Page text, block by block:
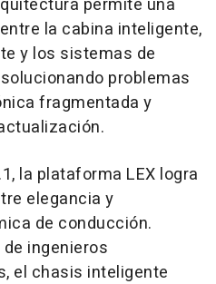
permite una
la cabina inteligente,
y los sistemas de
problemas
fragmentada y
la plataforma LEX logra
elegancia y
de conducción.
ingenieros
el chasis inteligente